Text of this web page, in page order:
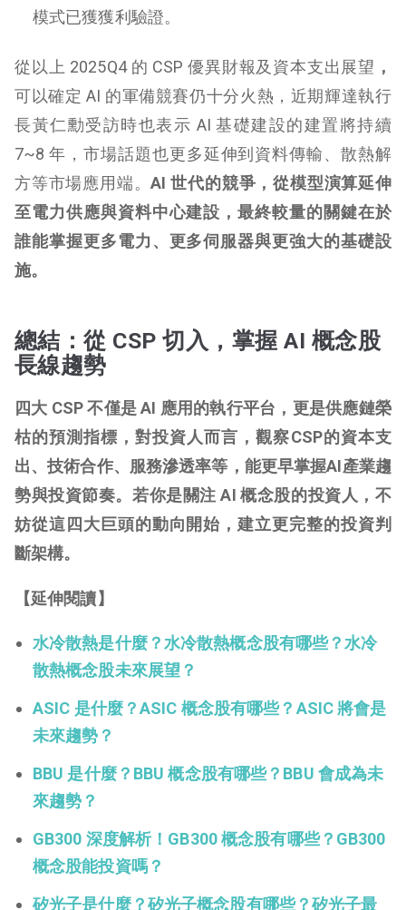
模式已獲獲利驗證。
從以上 2025Q4 的 CSP 優異財報及資本支出展望 ，
可以確定 AI 的軍備競賽仍十分火熱，近期輝達執行
長黃仁勳受訪時也表示 AI 基礎建設的建置將持續
7~8 年，市場話題也更多延伸到資料傳輸、散熱解
方等市場應用端。AI 世代的競爭，從模型演算延伸
至電力供應與資料中心建設，最終較量的關鍵在於
誰能掌握更多電力、更多伺服器與更強大的基礎設
施。
總結：從 CSP 切入，掌握 AI 概念股
長線趨勢
四大 CSP 不僅是 AI 應用的執行平台，更是供應鏈榮
枯的預測指標，對投資人而言，觀察CSP的資本支
出、技術合作、服務滲透率等，能更早掌握AI產業趨
勢與投資節奏。若你是關注 AI 概念股的投資人，不
妨從這四大巨頭的動向開始，建立更完整的投資判
斷架構。
【延伸閱讀】
水冷散熱是什麼？水冷散熱概念股有哪些？水冷
散熱概念股未來展望？
ASIC 是什麼？ASIC 概念股有哪些？ASIC 將會是
未來趨勢？
BBU 是什麼？BBU 概念股有哪些？BBU 會成為未
來趨勢？
GB300 深度解析！GB300 概念股有哪些？GB300
概念股能投資嗎？
矽光子是什麼？矽光子概念股有哪些？矽光子最